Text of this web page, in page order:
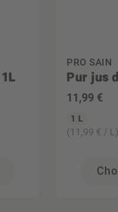
PRO SAIN
Pur jus
11 ,99 €
1 L
(11,99 € / L)